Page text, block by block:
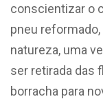
conscientizar o
pneu
natureza, uma
ser retirada das
borracha para